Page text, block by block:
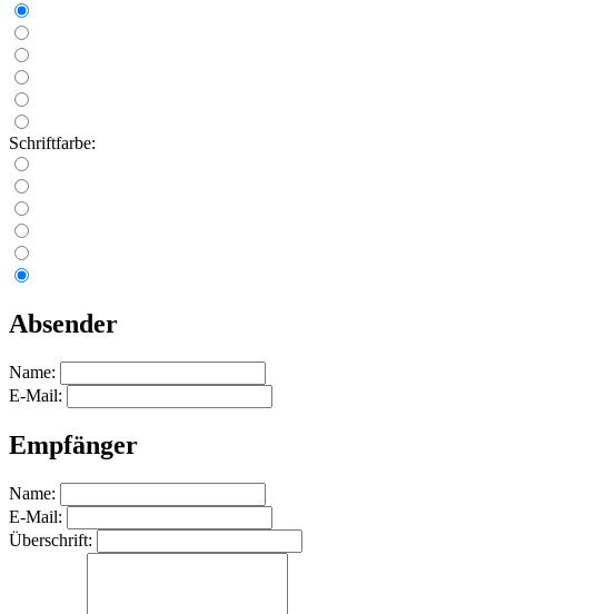
Schriftfarbe:
Absender
Name:
E-Mail:
Empfänger
Name:
E-Mail:
Überschrift: